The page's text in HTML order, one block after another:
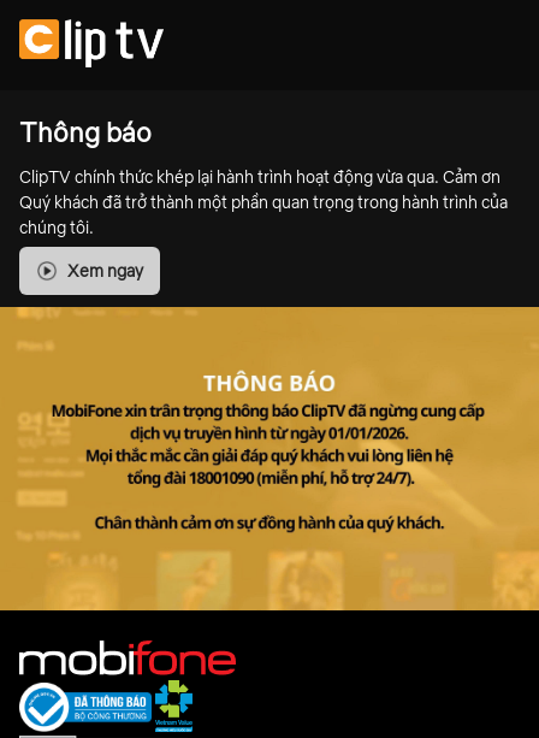
Thông báo
ClipTV chính thức khép lại hành trình hoạt động vừa qua. Cảm ơn
Quý khách đã trở thành một phần quan trọng trong hành trình của
chúng tôi.
Xem ngay